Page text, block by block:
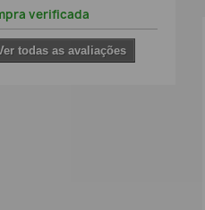
verificada
todas as avaliações